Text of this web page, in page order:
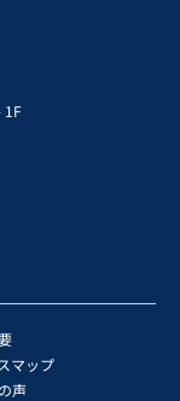
1F
マップ
声